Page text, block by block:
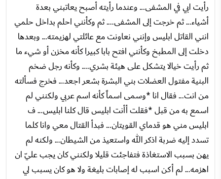
رأيت ابي في المشفى... وعندما رأيته أصبح يعاتبني بعدة
أشياء... ثم خرجت إلى المشفى.... ثم وكأنني احلم بداخل حلمي
انني القاتل ابليس وإنني نعاونت مع عائلتي لهزيمته... وبعدها
دخلت إلى المطبخ وكأنني افتح بابا كبيرا كأنه مخزن أو شيء ما
ثم رأيت خيالا يتشكل على هيئة بشري.... وكأنه رجل ضخم
البنية مفتول العضلات بني البشرة بشعر اجعد... فخرج فسألته
من انت... فقال انا *وسمى اسماً كأنه اسم عربي ولكنني لم
اسمع به من قبل *فقلت أأنت ابليس قال كلنا ابليس... ف
ابليس مني هو قدماي القويتان... فبدأ القتال معي وانا كلما
تسدد إليه ضربة اذكر الله واستعيذ من الشيطان... ولكنه لم
يهن بسبب الاستغاذة فتفاجئت قليلا ولكنني كان يجب عليّ ان
اهزمه... لم أكن اسبب له إصابات بليغة ولا هو كان يسبب لي